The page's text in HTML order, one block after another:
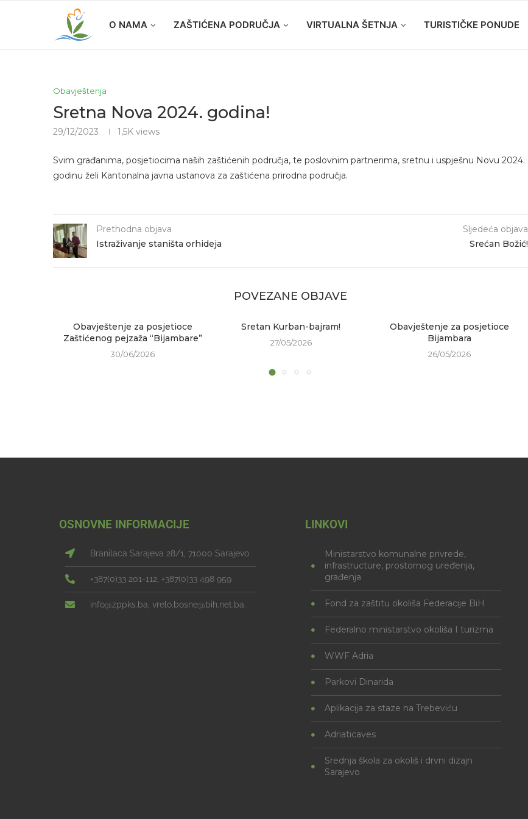
O NAMA ZAŠTIĆENA PODRUČJA VIRTUALNA ŠETNJA TURISTIČKE PONUDE
Obavještenja
Sretna Nova 2024. godina!
29/12/2023 1,5K views
Svim građanima, posjetiocima naših zaštićenih područja, te poslovnim partnerima, sretnu i uspješnu Novu 2024.
godinu želi Kantonalna javna ustanova za zaštićena prirodna područja.
Prethodna objava
Istraživanje staništa orhideja
Sljedeća objava
Srećan Božić!
POVEZANE OBJAVE
Obavještenje za posjetioce
Zaštićenog pejzaža “Bijambare”
30/06/2026
Sretan Kurban-bajram!
27/05/2026
Obavještenje za posjetioce
Bijambara
26/05/2026
OSNOVNE INFORMACIJE
Branilaca Sarajeva 28/1, 71000 Sarajevo
+387(0)33 201-112, +387(0)33 498 959
info@zppks.ba, vrelo.bosne@bih.net.ba.
LINKOVI
Ministarstvo komunalne privrede,
infrastructure, prostornog uređenja,
građenja
Fond za zaštitu okoliša Federacije BiH
Federalno ministarstvo okoliša I turizma
WWF Adria
Parkovi Dinarida
Aplikacija za staze na Trebeviću
Adriaticaves
Srednja škola za okoliš i drvni dizajn
Sarajevo